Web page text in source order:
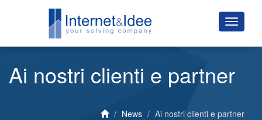
Ai nostri clienti e partner
News Ai nostri clienti e partner